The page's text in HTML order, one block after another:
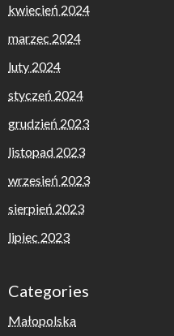
kwiecień 2024
marzec 2024
luty 2024
styczeń 2024
grudzień 2023
listopad 2023
wrzesień 2023
sierpień 2023
lipiec 2023
Categories
Małopolska